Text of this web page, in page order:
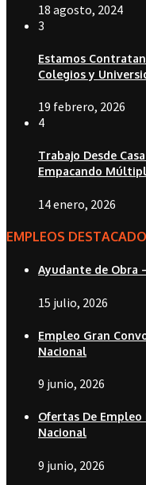
18 agosto, 2024
3
Estamos
Colegios y
19 febrero, 2026
4
Trabajo Desde
Empacando
14 enero, 2026
EMPLEOS
Ayudante de Obra
15 julio, 2026
Empleo Gran
Nacional
9 junio, 2026
Ofertas De Empleo
Nacional
9 junio, 2026